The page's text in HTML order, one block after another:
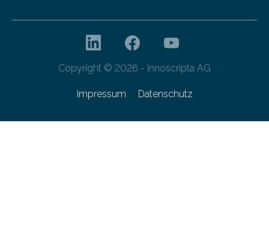
Copyright © 2026 - innoscripta AG
Impressum Datenschutz